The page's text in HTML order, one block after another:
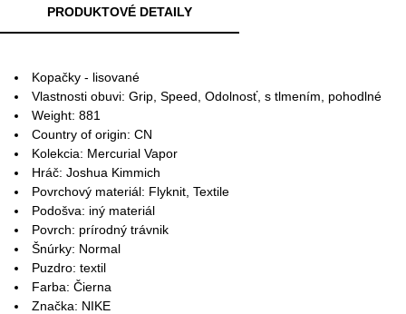
PRODUKTOVÉ DETAILY
Kopačky - lisované
Vlastnosti obuvi: Grip, Speed, Odolnosť, s tlmením, pohodlné
Weight: 881
Country of origin: CN
Kolekcia: Mercurial Vapor
Hráč: Joshua Kimmich
Povrchový materiál: Flyknit, Textile
Podošva: iný materiál
Povrch: prírodný trávnik
Šnúrky: Normal
Puzdro: textil
Farba: Čierna
Značka: NIKE